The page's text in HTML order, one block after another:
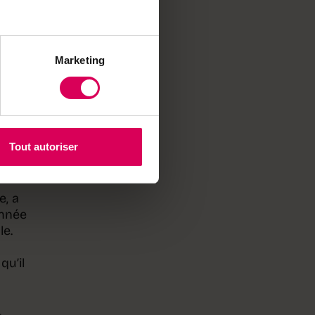
Marketing
Tout autoriser
a